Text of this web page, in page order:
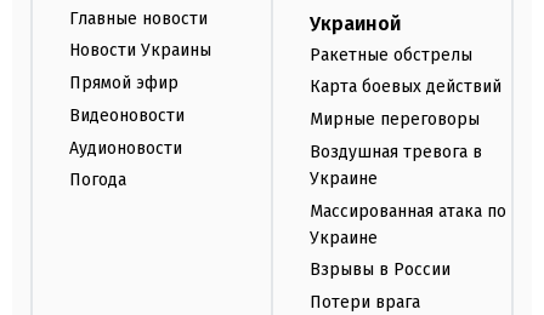
Главные новости
Новости Украины
Прямой эфир
Видеоновости
Аудионовости
Погода
Украиной
Ракетные обстрелы
Карта боевых действий
Мирные переговоры
Воздушная тревога в
Украине
Массированная атака по
Украине
Взрывы в России
Потери врага